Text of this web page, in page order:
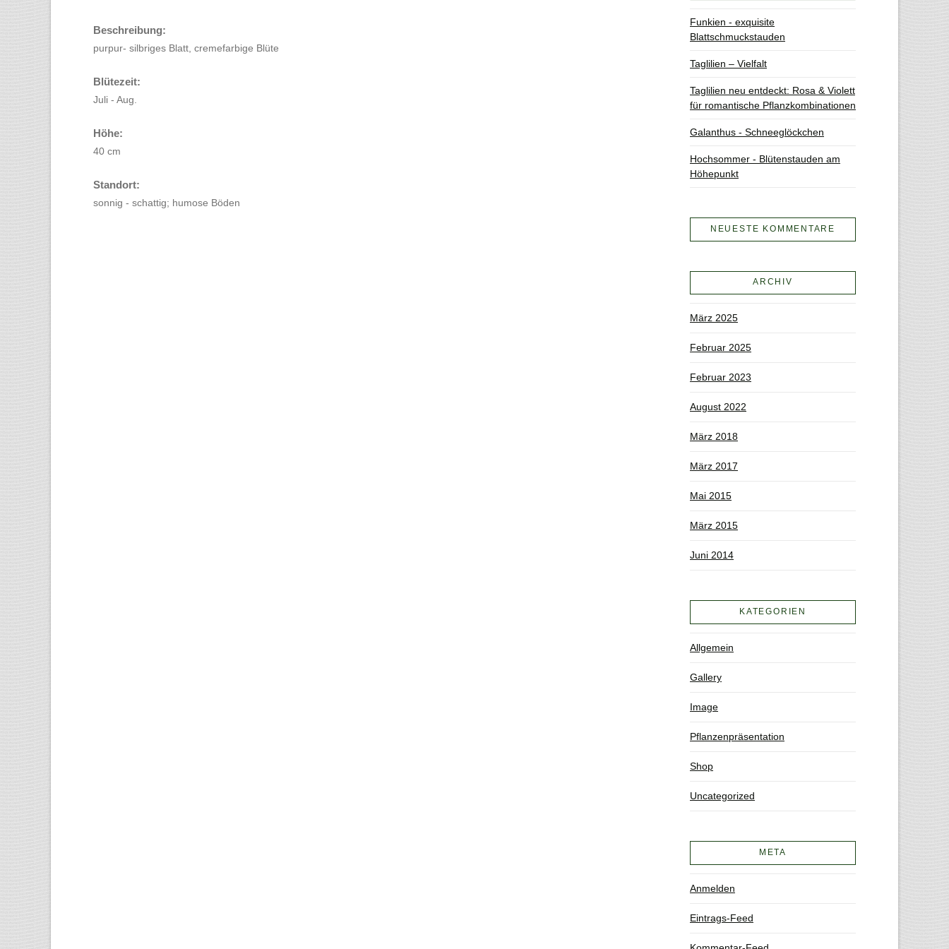
Beschreibung:
purpur- silbriges Blatt, cremefarbige Blüte
Blütezeit:
Juli - Aug.
Höhe:
40 cm
Standort:
sonnig - schattig; humose Böden
Funkien - exquisite
Blattschmuckstauden
Taglilien – Vielfalt
Taglilien neu entdeckt: Rosa & Violett
für romantische Pflanzkombinationen
Galanthus - Schneeglöckchen
Hochsommer - Blütenstauden am
Höhepunkt
NEUESTE KOMMENTARE
ARCHIV
März 2025
Februar 2025
Februar 2023
August 2022
März 2018
März 2017
Mai 2015
März 2015
Juni 2014
KATEGORIEN
Allgemein
Gallery
Image
Pflanzenpräsentation
Shop
Uncategorized
META
Anmelden
Eintrags-Feed